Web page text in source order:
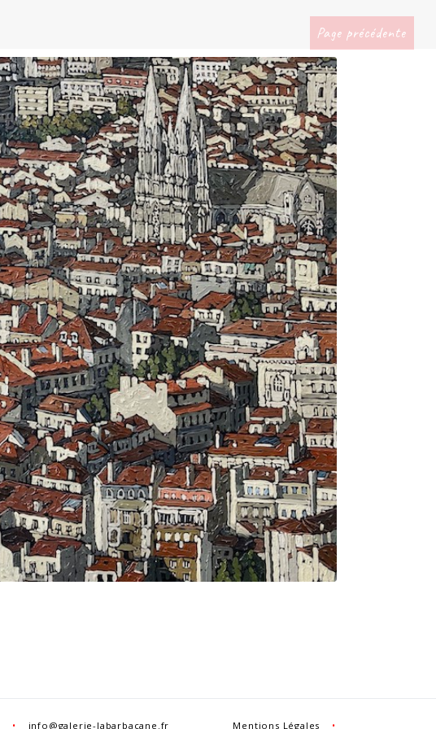
Page précédente
• info@galerie-labarbacane.fr Mentions Légales •